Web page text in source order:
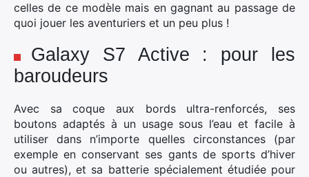
celles de ce modèle mais en gagnant au passage de
quoi jouer les aventuriers et un peu plus !
Galaxy S7 Active : pour les
baroudeurs
Avec sa coque aux bords ultra-renforcés, ses
boutons adaptés à un usage sous l’eau et facile à
utiliser dans n’importe quelles circonstances (par
exemple en conservant ses gants de sports d’hiver
ou autres), et sa batterie spécialement étudiée pour